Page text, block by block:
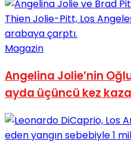
No Result
View All Result
Magazin
Angelina Jolie’nin
ayda üçüncü kez